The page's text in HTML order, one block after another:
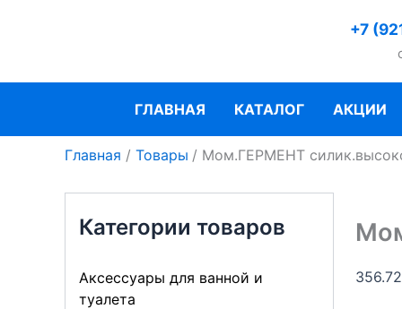
+7
ГЛАВНАЯ КАТАЛОГ АКЦИИ
Главная Товары Мом.ГЕРМЕНТ
Категории товаров
Аксессуары для ванной и
туалета
356.72